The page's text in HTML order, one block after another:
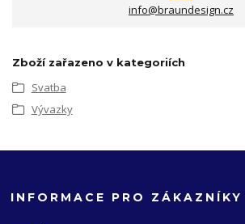
info@braundesign.cz
Zboží zařazeno v kategoriích
Svatba
Vývazky
INFORMACE PRO ZÁKAZNÍKY